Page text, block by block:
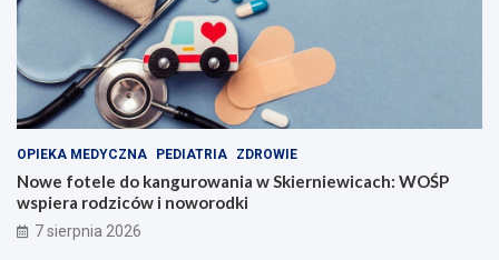
OPIEKA MEDYCZNA PEDIATRIA ZDROWIE
Nowe fotele do kangurowania w Skierniewicach: WOŚP
wspiera rodziców i noworodki
7 sierpnia 2026